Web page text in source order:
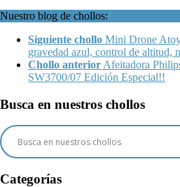
Nuestro blog de chollos:
Siguiente chollo Mini Drone
gravedad azul, control de altitud,
Chollo anterior Afeitadora
SW3700/07 Edición Especial!!
Busca en nuestros chollos
Categorías